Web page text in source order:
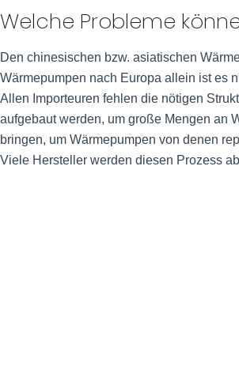
Welche Probleme
Den chinesischen bzw. asiatischen
Wärmepumpen nach Europa allein ist es
Allen Importeuren fehlen die nötigen
aufgebaut werden, um große Mengen an
bringen, um Wärmepumpen von denen
Viele Hersteller werden diesen Prozess